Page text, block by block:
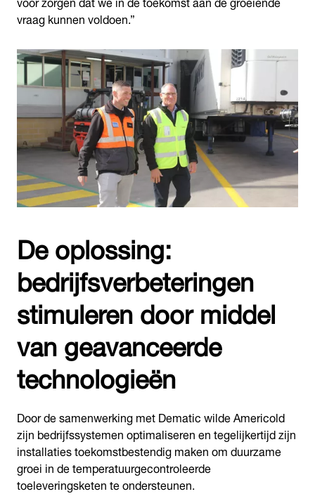
vraag kunnen voldoen.”
De oplossing:
bedrijfsverbeteringen
stimuleren door middel
van geavanceerde
technologieën
Door de samenwerking met Dematic wilde Americold
zijn bedrijfssystemen optimaliseren en tegelijkertijd zijn
installaties toekomstbestendig maken om duurzame
groei in de temperatuurgecontroleerde
toeleveringsketen te ondersteunen.